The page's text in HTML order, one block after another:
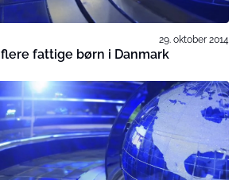
29. oktober 2014
fattige børn i Danmark